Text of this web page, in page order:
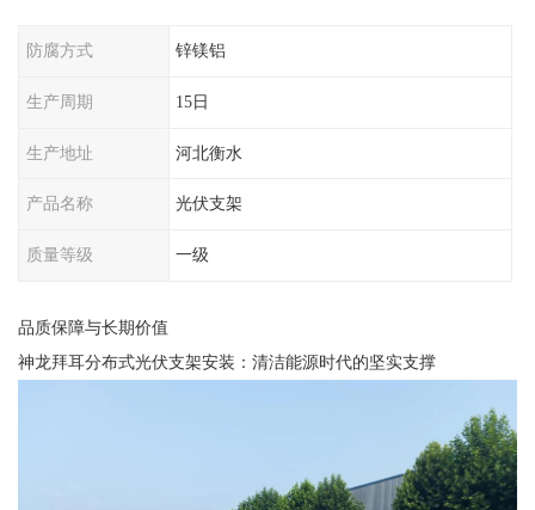
防腐方式 锌镁铝
生产周期 15日
生产地址 河北衡水
产品名称 光伏支架
质量等级 一级
品质保障与长期价值
神龙拜耳分布式光伏支架安装：清洁能源时代的坚实支撑